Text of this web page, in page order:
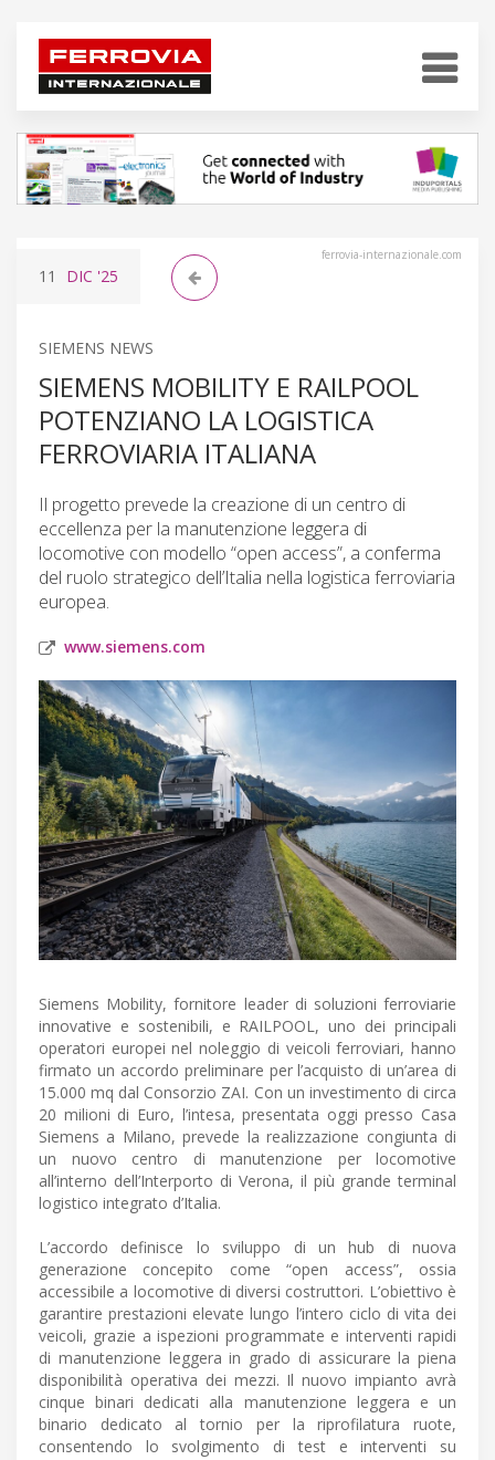
ferrovia-internazionale.com
11 DIC '25
SIEMENS NEWS
SIEMENS MOBILITY E RAILPOOL
POTENZIANO LA LOGISTICA
FERROVIARIA ITALIANA
Il progetto prevede la creazione di un centro di
eccellenza per la manutenzione leggera di
locomotive con modello “open access”, a conferma
del ruolo strategico dell’Italia nella logistica ferroviaria
europea.
www.siemens.com
Siemens Mobility, fornitore leader di soluzioni ferroviarie
innovative e sostenibili, e RAILPOOL, uno dei principali
operatori europei nel noleggio di veicoli ferroviari, hanno
firmato un accordo preliminare per l’acquisto di un’area di
15.000 mq dal Consorzio ZAI. Con un investimento di circa
20 milioni di Euro, l’intesa, presentata oggi presso Casa
Siemens a Milano, prevede la realizzazione congiunta di
un nuovo centro di manutenzione per locomotive
all’interno dell’Interporto di Verona, il più grande terminal
logistico integrato d’Italia.
L’accordo definisce lo sviluppo di un hub di nuova
generazione concepito come “open access”, ossia
accessibile a locomotive di diversi costruttori. L’obiettivo è
garantire prestazioni elevate lungo l’intero ciclo di vita dei
veicoli, grazie a ispezioni programmate e interventi rapidi
di manutenzione leggera in grado di assicurare la piena
disponibilità operativa dei mezzi. Il nuovo impianto avrà
cinque binari dedicati alla manutenzione leggera e un
binario dedicato al tornio per la riprofilatura ruote,
consentendo lo svolgimento di test e interventi su